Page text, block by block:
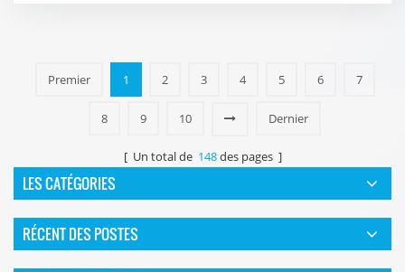
Premier 1 2 3 4 5 6 7
8 9 10 Dernier
[ Un total de 148des pages ]
LES CATÉGORIES
RÉCENT DES POSTES